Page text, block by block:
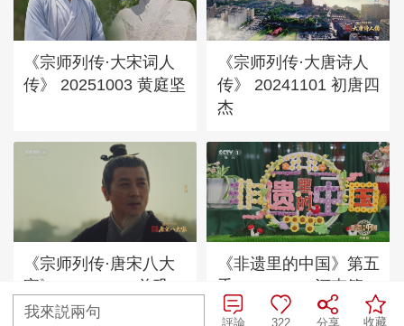
《宗师列传·大宋词人
传》 20251003 黄庭坚
《宗师列传·大唐诗人
传》 20241101 初唐四
杰
《宗师列传·唐宋八大
家》 20240308 曾巩
《非遗里的中国》第五
季 20260613 河南篇
我來説兩句
收藏
分享
322
評論